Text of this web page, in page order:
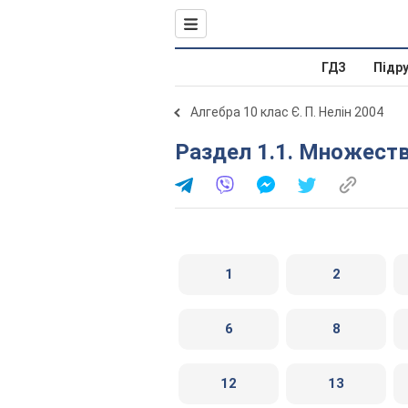
ГДЗ
Алгебра 10 клас Є. П. Нелін 2004
Раздел 1.1.
1 2
6 8
12 13